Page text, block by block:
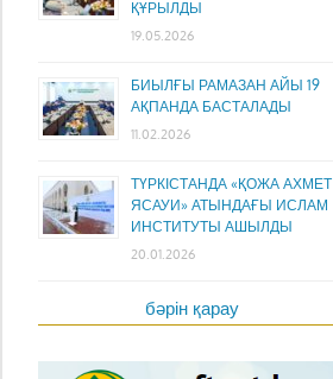
ҚҰРЫЛДЫ
19.05.2026
БИЫЛҒЫ РАМАЗАН АЙЫ 19
АҚПАНДА БАСТАЛАДЫ
11.02.2026
ТҮРКІСТАНДА «ҚОЖА АХМЕТ
ЯСАУИ» АТЫНДАҒЫ ИСЛАМ
ИНСТИТУТЫ АШЫЛДЫ
20.01.2026
бәрін қарау